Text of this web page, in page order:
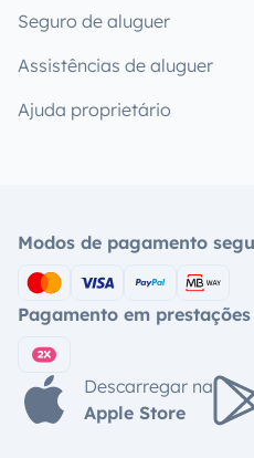
Seguro de aluguer
Assistências de aluguer
Ajuda proprietário
Modos de pagamento
Pagamento em prestações
Descarregar na
Apple Store